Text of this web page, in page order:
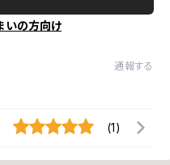
いの方向け
通報する
(1)